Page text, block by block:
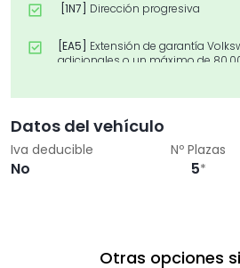
[1N7] Dirección progresiva
[EA5]
Extensión de garantía
adicionales o un máximo de
[CIP]Incluir cable USB gratuito de
para iPhone
Datos del vehículo
Iva deducible
No
Nº Plazas
5*
Otras opciones